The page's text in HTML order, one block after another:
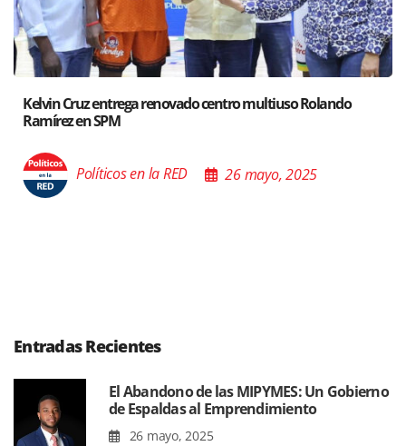
Santiago acoge exposición del Ministro de Cultura
Poder de las Buenas Palabras”
Políticos en la RED 26 mayo, 2025
Entradas Recientes
El Abandono de las MIPYMES: Un Gobierno
de Espaldas al Emprendimiento
26 mayo, 2025